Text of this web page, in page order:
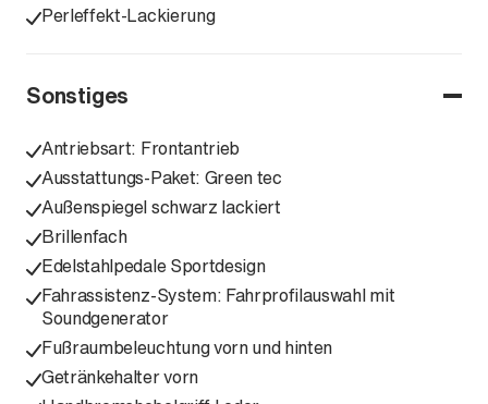
Perleffekt-Lackierung
Sonstiges
Antriebsart: Frontantrieb
Ausstattungs-Paket: Green tec
Außenspiegel schwarz lackiert
Brillenfach
Edelstahlpedale Sportdesign
Fahrassistenz-System: Fahrprofilauswahl mit
Soundgenerator
Fußraumbeleuchtung vorn und hinten
Getränkehalter vorn